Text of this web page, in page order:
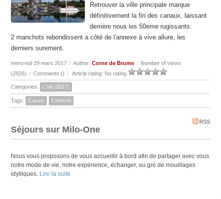
Retrouver la ville principale marque
définitivement la fin des canaux, laissant
derrière nous les 50eme rugissants.
2 manchots rebondissent à côté de l'annexe à vive allure, les
derniers surement.
mercredi 29 mars 2017 / Author:Corne de Brume / Number of views
(2826) / Comments () / Article rating: No rating
Categories: Chili (2017)
Tags: Castro Chonchi
RSS
Séjours sur Milo-One
Nous vous proposons de vous accueillir à bord afin de partager avec vous
notre mode de vie, notre expérience, échanger, au gré de mouillages
idylliques. Lire la suite